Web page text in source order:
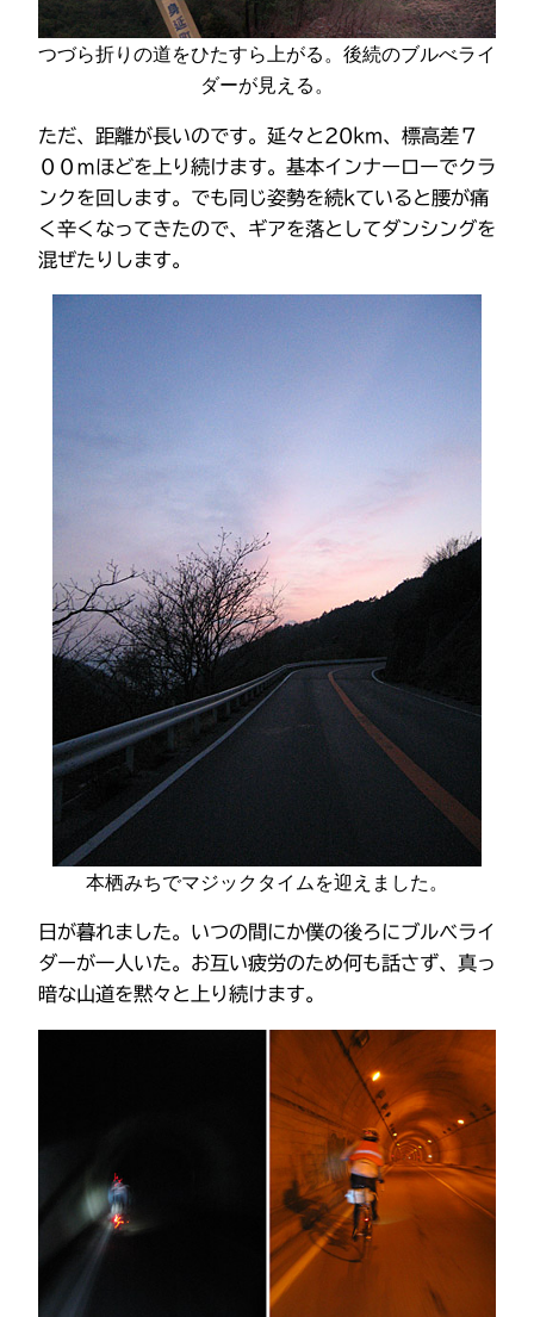
つづら折りの道をひたすら上がる。後続のブルべライ
ダーが見える。
ただ、距離が長いのです。延々と20km、標高差７
００ｍほどを上り続けます。基本インナーローでクラ
ンクを回します。でも同じ姿勢を続kていると腰が痛
く辛くなってきたので、ギアを落としてダンシングを
混ぜたりします。
本栖みちでマジックタイムを迎えました。
日が暮れました。いつの間にか僕の後ろにブルべライ
ダーが一人いた。お互い疲労のため何も話さず、真っ
暗な山道を黙々と上り続けます。